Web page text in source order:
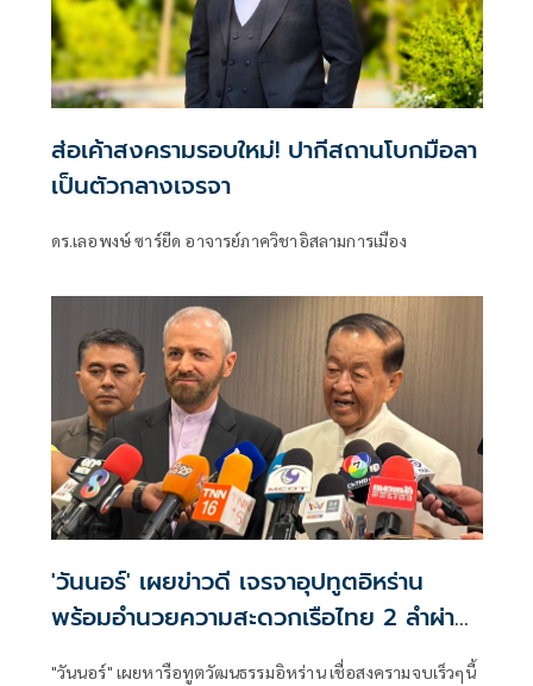
ส่อเค้าสงครามรอบใหม่! ปากีสถานโบกมือลา
เป็นตัวกลางเจรจา
ดร.เลอพงษ์ ซาร์ยีด อาจารย์ภาควิชาอิสลามการเมือง
'วันนอร์' เผยข่าวดี เจรจาอุปทูตอิหร่าน
พร้อมอำนวยความสะดวกเรือไทย 2 ลำผ่าน
"วันนอร์" เผยหารือทูตวัฒนธรรมอิหร่าน เชื่อสงครามจบเร็วๆนี้